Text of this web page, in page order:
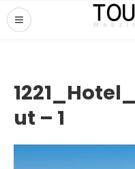
ut – 1